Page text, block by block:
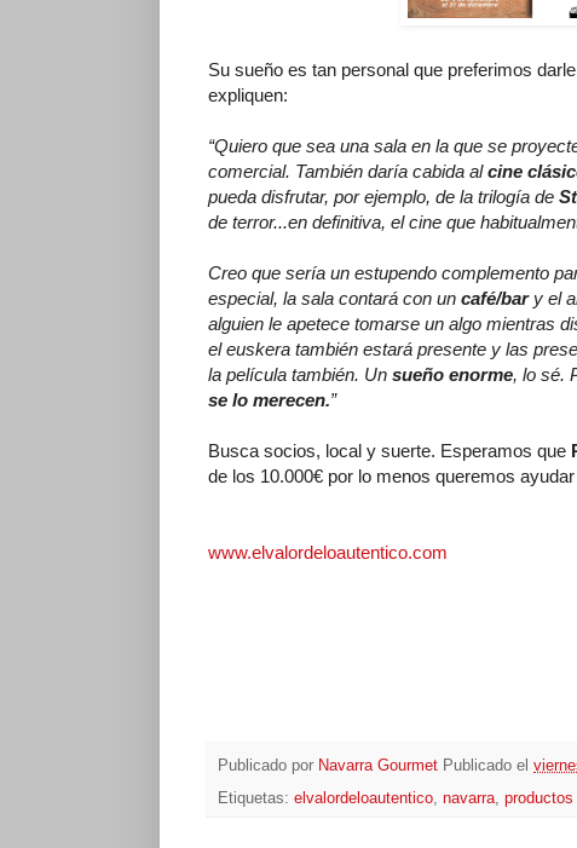
Su sueño es tan personal que preferimos
expliquen:
“Quiero que sea una sala en la que se
comercial. También daría cabida alcine
pueda disfrutar, por ejemplo, de la trilogía de
de terror...en definitiva, el cine que
Creo que sería un estupendo complemento
especial, la sala contará con un café/bary el
alguien le apetece tomarse un algo mientras
el euskera también estará presente y las
la película también. Un sueño enorme, lo sé.
se lo merecen.”
Busca socios, local y suerte. Esperamos que
de los 10.000€ por lo menos queremos
www.elvalordeloautentico.com
Publicado por Navarra Gourmet Publicado el
Etiquetas: elvalordeloautentico, navarra, productos